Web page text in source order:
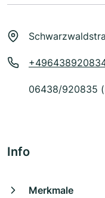
06438/920835
Info
Merkmale